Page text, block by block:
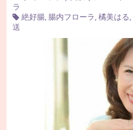
ラ
絶好腸, 腸内フローラ,橘美はる,
送